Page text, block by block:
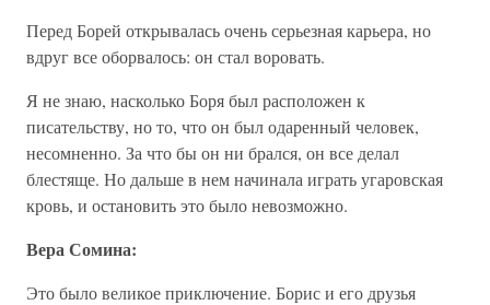
Перед Борей открывалась очень серьезная карьера, но
вдруг все оборвалось: он стал воровать.
Я не знаю, насколько Боря был расположен к
писательству, но то, что он был одаренный человек,
несомненно. За что бы он ни брался, он все делал
блестяще. Но дальше в нем начинала играть угаровская
кровь, и остановить это было невозможно.
Вера Сомина:
Это было великое приключение. Борис и его друзья